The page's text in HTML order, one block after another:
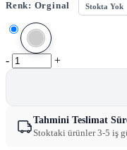
Renk: Orginal Stokta Yok
- +
Tahmini Teslimat
Stoktaki ürünler 3-5 iş